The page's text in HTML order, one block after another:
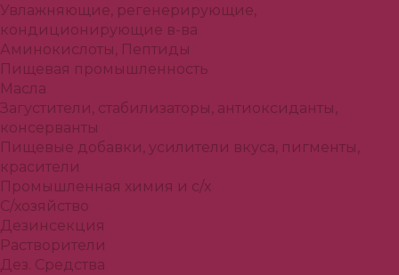
Увлажняющие, регенерирующие,
кондиционирующие в-ва
Аминокислоты, Пептиды
Пищевая промышленность
Масла
Загустители, стабилизаторы, антиоксиданты,
консерванты
Пищевые добавки, усилители вкуса, пигменты,
красители
Промышленная химия и с/х
С/хозяйство
Дезинсекция
Растворители
Дез. Средства